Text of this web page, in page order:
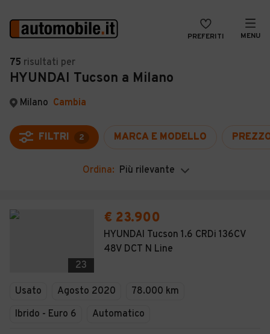
PREFERITI MENU
Auto
Auto usate
Auto Km 0
Auto Nuove
Noleggio a lungo termine
Veicoli Commerciali
VENDI
MAGAZINE
ACCEDI
75 risultati per
HYUNDAI Tucson a Milano
Milano Cambia
FILTRI 2 MARCA E MODELLO
Ordina: Più rilevante
23
€ 23.900
HYUNDAI Tucson 1.6 CRDi 136CV
48V DCT N Line
Usato Agosto 2020
78.000 km
Ibrido - Euro 6
Automatico